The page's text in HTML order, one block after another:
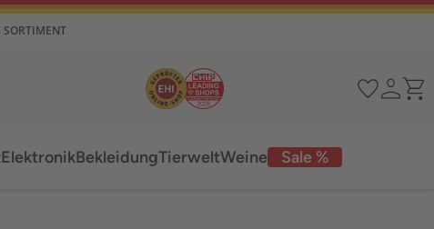
SORTIMENT
Sale %
ElektronikBekleidungTierweltWeine